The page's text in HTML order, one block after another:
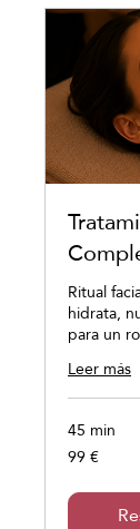
Ritual
hidrata,
para un
Leer más
45 min
99
euros
99 €